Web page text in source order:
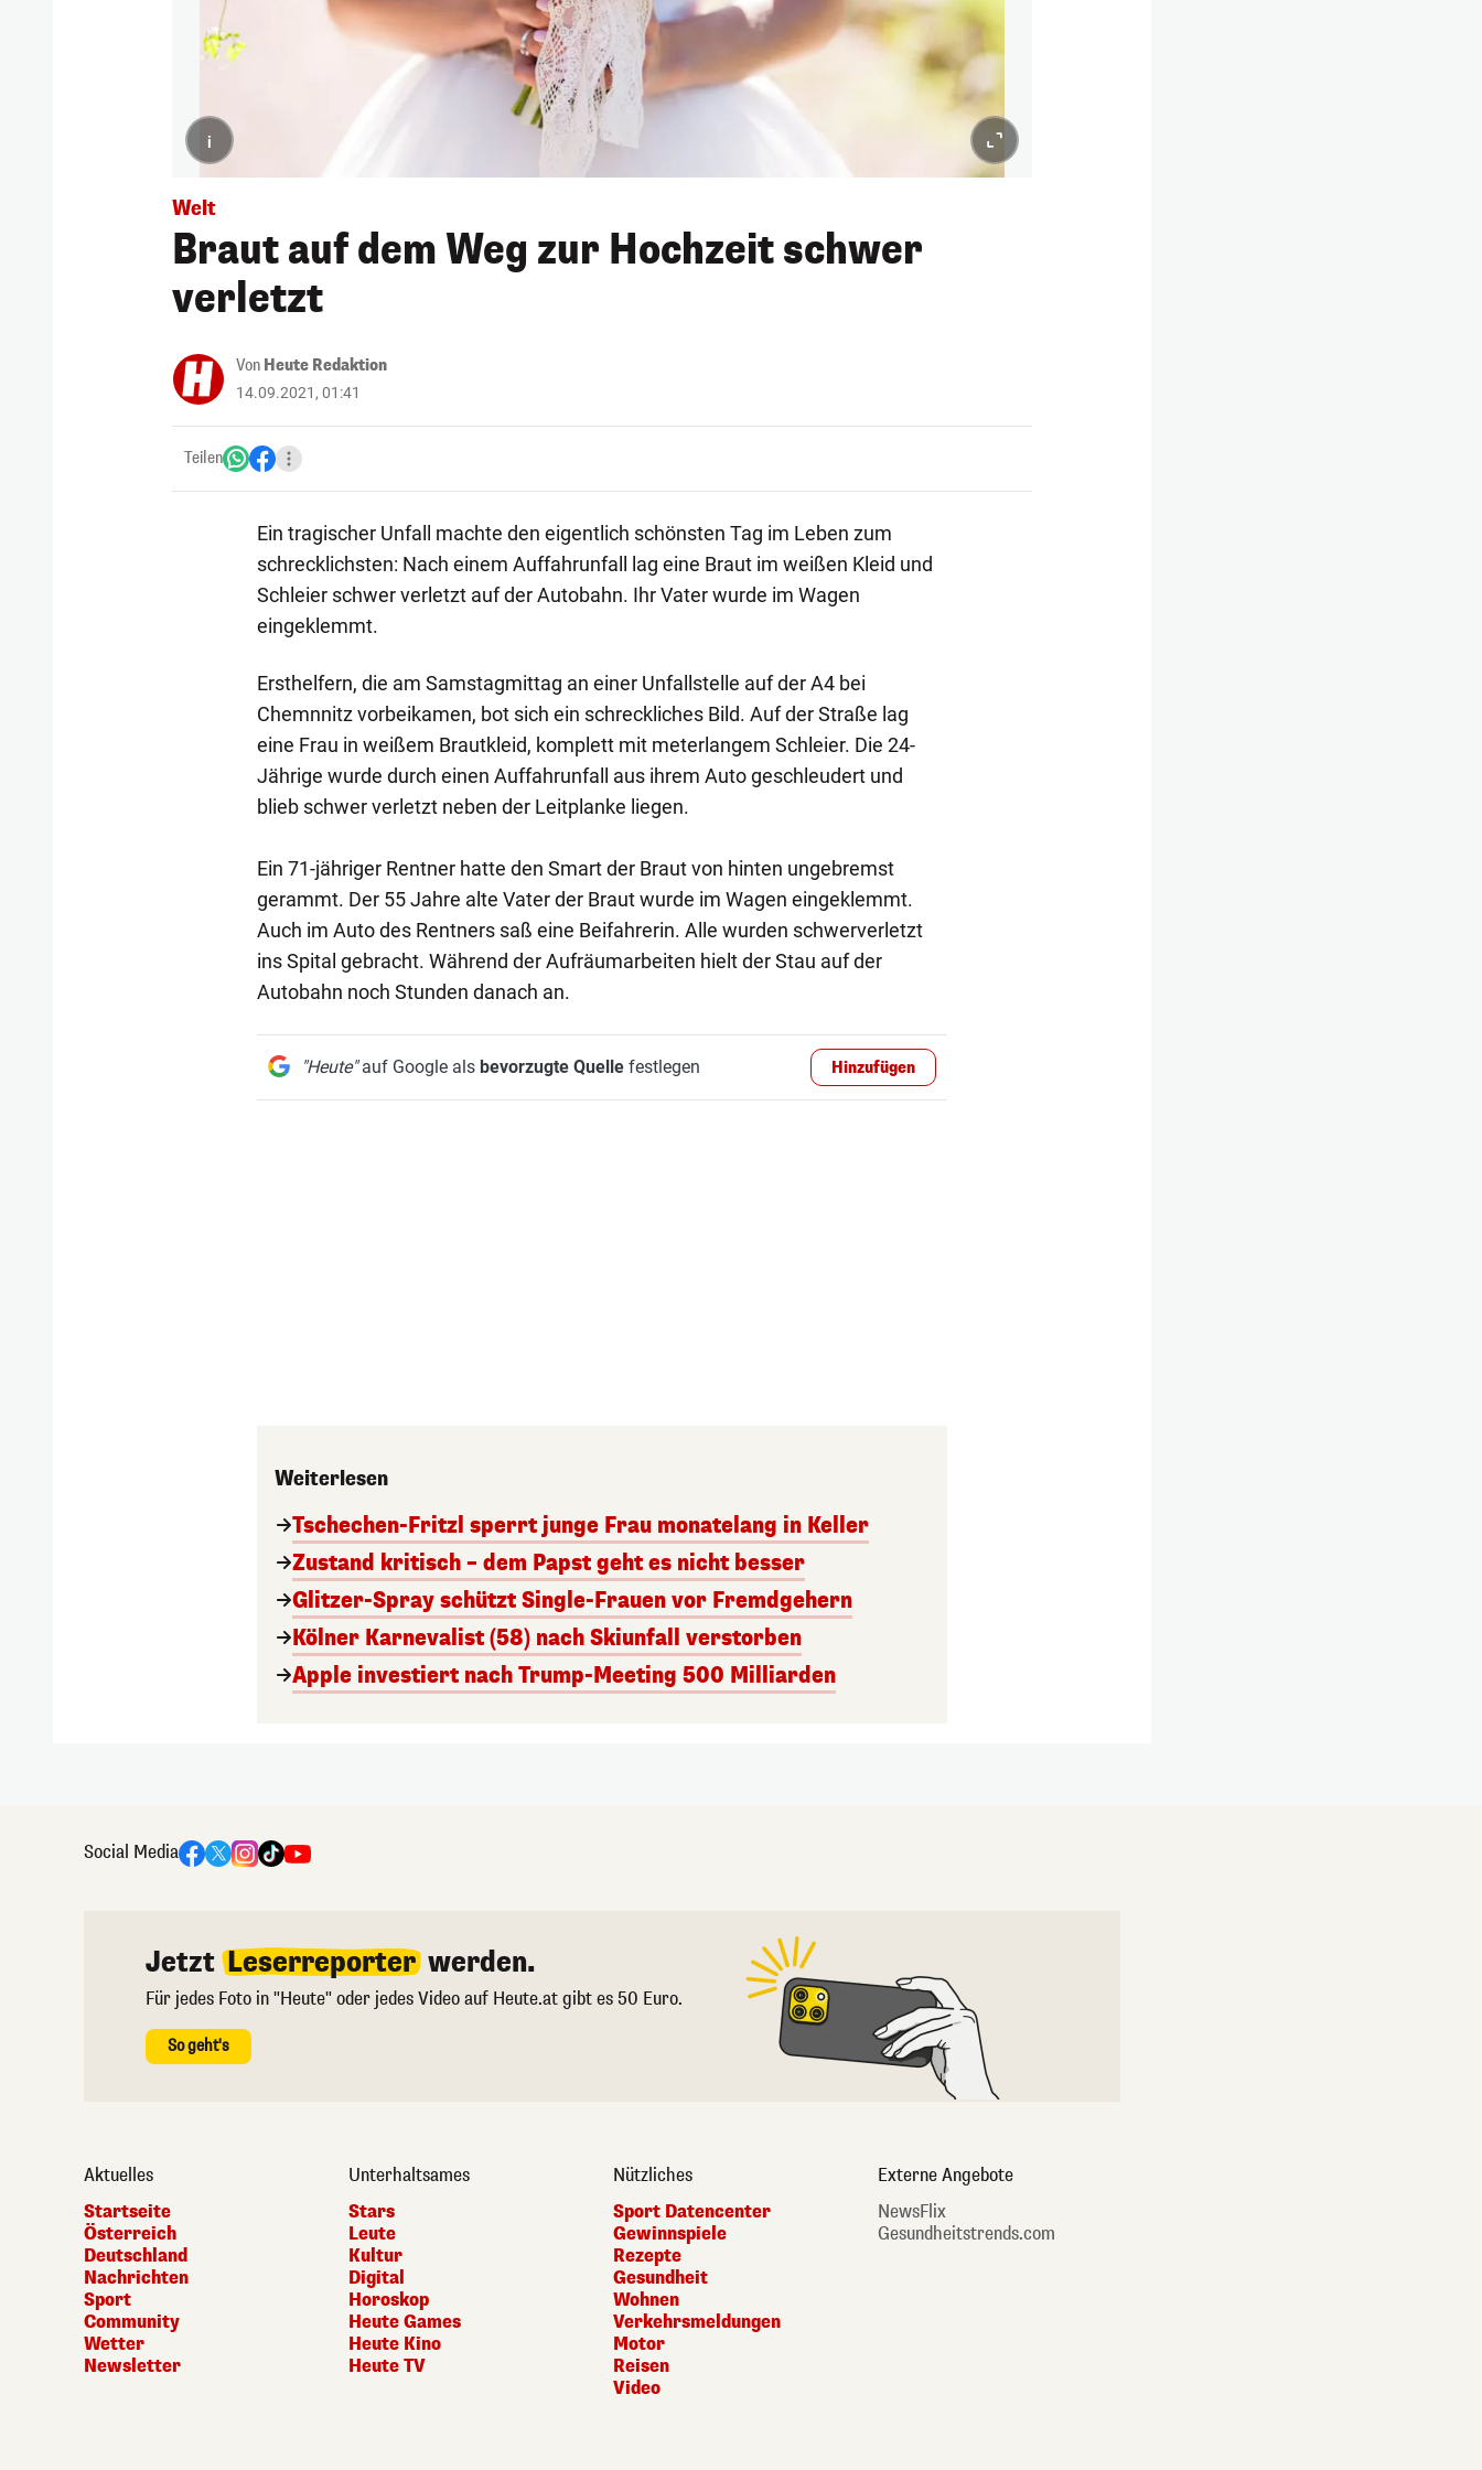
i
Welt
Braut auf dem Weg zur Hochzeit schwer
verletzt
Von Heute Redaktion
14.09.2021, 01:41
Teilen
Ein tragischer Unfall machte den eigentlich schönsten Tag im Leben zum
schrecklichsten: Nach einem Auffahrunfall lag eine Braut im weißen Kleid und
Schleier schwer verletzt auf der Autobahn. Ihr Vater wurde im Wagen
eingeklemmt.
Ersthelfern, die am Samstagmittag an einer Unfallstelle auf der A4 bei
Chemnnitz vorbeikamen, bot sich ein schreckliches Bild. Auf der Straße lag
eine Frau in weißem Brautkleid, komplett mit meterlangem Schleier. Die 24-
Jährige wurde durch einen Auffahrunfall aus ihrem Auto geschleudert und
blieb schwer verletzt neben der Leitplanke liegen.
Ein 71-jähriger Rentner hatte den Smart der Braut von hinten ungebremst
gerammt. Der 55 Jahre alte Vater der Braut wurde im Wagen eingeklemmt.
Auch im Auto des Rentners saß eine Beifahrerin. Alle wurden schwerverletzt
ins Spital gebracht. Während der Aufräumarbeiten hielt der Stau auf der
Autobahn noch Stunden danach an.
"Heute"auf Google als bevorzugte Quellefestlegen Hinzufügen
Weiterlesen
Tschechen-Fritzl sperrt junge Frau monatelang in Keller
Zustand kritisch – dem Papst geht es nicht besser
Glitzer-Spray schützt Single-Frauen vor Fremdgehern
Kölner Karnevalist (58) nach Skiunfall verstorben
Apple investiert nach Trump-Meeting 500 Milliarden
Social Media
Jetzt Leserreporter werden.
Für jedes Foto in "Heute" oder jedes Video auf Heute.at gibt es 50 Euro.
So geht's
Aktuelles
Startseite
Österreich
Deutschland
Nachrichten
Sport
Community
Wetter
Newsletter
Unterhaltsames
Stars
Leute
Kultur
Digital
Horoskop
Heute Games
Heute Kino
Heute TV
Nützliches
Sport Datencenter
Gewinnspiele
Rezepte
Gesundheit
Wohnen
Verkehrsmeldungen
Motor
Reisen
Video
Externe Angebote
NewsFlix
Gesundheitstrends.com